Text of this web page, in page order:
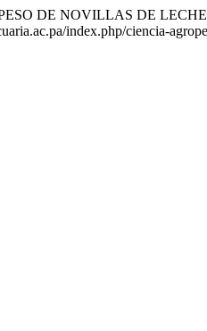
DE NOVILLAS DE
index.php/ciencia-